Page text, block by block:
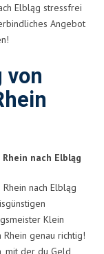
Elbląg stressfrei
Angebot
von
nach Elbląg
nach Elbląg
Klein
genau richtig!
mit der du Geld